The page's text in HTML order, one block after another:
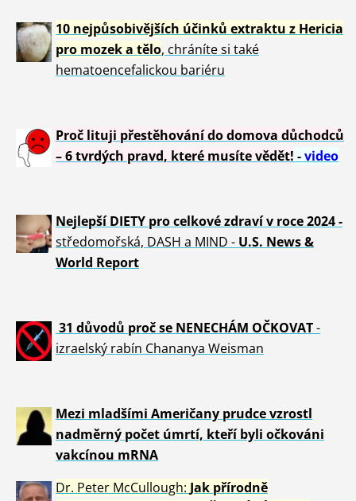
10 nejpůsobivějších účinků extraktu z Hericia
pro mozek a tělo, chráníte si také
hematoencefalickou bariéru
Proč lituji přestěhování do domova důchodců
– 6 tvrdých pravd, které musíte vědět! -video
Nejlepší DIETY pro celkové zdraví v roce 2024 -
středomořská, DASH a MIND - U.S. News &
World Report
31 důvodů proč se NENECHÁM OČKOVAT-
izraelský rabín Chananya Weisman
Mezi mladšími Američany prudce vzrostl
nadměrný počet úmrtí, kteří byli očkováni
vakcínou mRNA
Dr. Peter McCullough: Jak přírodně